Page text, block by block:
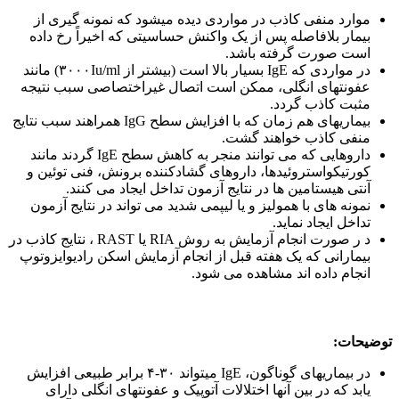
موارد منفی کاذب در مواردی دیده می‏شود که نمونه ‏گیری از
بیمار بلافاصله پس از یک واکنش حساسیتی که اخیراً رخ داده
است صورت گرفته باشد.
در مواردی که IgE بسیار بالا است (بیشتر از ۳۰۰۰Iu/ml) مانند
عفونت‏های انگلی، ممکن است اتصال غیراختصاصی سبب نتیجه
مثبت کاذب گردد.
بیماریهای هم زمان که با افزایش سطح IgG همراهند سبب نتایج
منفی کاذب خواهند گشت.
داروهایی که می توانند منجر به کاهش سطح IgE گردند مانند
کورتیکواستروئیدها، داروهای گشادکننده برونش، فنی توئین و
آنتی هیستامین ها در نتایج آزمون تداخل ایجاد می کنند.
نمونه های با همولیز و یا لیپمی شدید می تواند در نتایج آزمون
تداخل ایجاد نماید.
د ر صورت انجام آزمایش به روش RIA یا RAST ، نتایج کاذب در
بیمارانی که یک هفته قبل از انجام آزمایش اسکن رادیوایزوتوپ
انجام داده اند مشاهده می شود.
توضیحات:
در بیماری‏های گوناگون، IgE می‏تواند ۳۰-۴ برابر طبیعی افزایش
یابد که در بین آنها اختلالات آتوپیک و عفونت‏های انگلی دارای